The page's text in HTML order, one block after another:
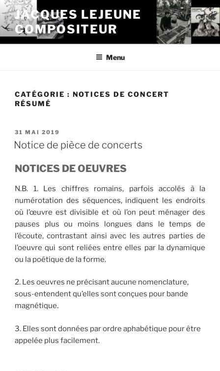
Aller
au
contenu
JACQUES LEJEUNE
COMPOSITEUR
Menu
CATÉGORIE : NOTICES DE CONCERT
RÉSUMÉ
PUBLIÉ
LE
31 MAI 2019
Notice de pièce de concerts
NOTICES DE OEUVRES
N.B. 1. Les chiffres romains, parfois accolés à la
numérotation des séquences, indiquent les endroits
où l’œuvre est divisible et où l’on peut ménager des
pauses plus ou moins longues dans le temps de
l’écoute, contrastant ainsi avec les autres parties de
l’oeuvre qui sont reliées entre elles par la dynamique
ou la poétique de la forme.
2. Les oeuvres ne précisant aucune nomenclature,
sous-entendent qu’elles sont conçues pour bande
magnétique.
3. Elles sont données par ordre aphabétique pour être
appelée plus facilement.